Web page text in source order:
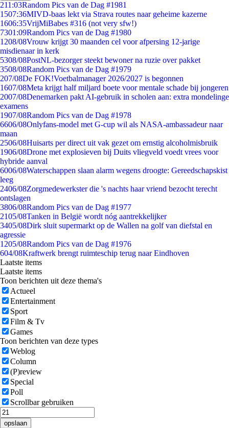
211:03Random Pics van de Dag #1981
1507:36MIVD-baas lekt via Strava routes naar geheime kazerne
1606:35VrijMiBabes #316 (not very sfw!)
7301:09Random Pics van de Dag #1980
1208/08Vrouw krijgt 30 maanden cel voor afpersing 12-jarige
misdienaar in kerk
5308/08PostNL-bezorger steekt bewoner na ruzie over pakket
3508/08Random Pics van de Dag #1979
207/08De FOK!Voetbalmanager 2026/2027 is begonnen
1607/08Meta krijgt half miljard boete voor mentale schade bij jongeren
2007/08Denemarken pakt AI-gebruik in scholen aan: extra mondelinge
examens
1907/08Random Pics van de Dag #1978
6606/08Onlyfans-model met G-cup wil als NASA-ambassadeur naar
maan
2506/08Huisarts per direct uit vak gezet om ernstig alcoholmisbruik
1906/08Drone met explosieven bij Duits vliegveld voedt vrees voor
hybride aanval
6006/08Waterschappen slaan alarm wegens droogte: Gereedschapskist
leeg
2406/08Zorgmedewerkster die 's nachts haar vriend bezocht terecht
ontslagen
3806/08Random Pics van de Dag #1977
2105/08Tanken in België wordt nóg aantrekkelijker
3405/08Dirk sluit supermarkt op de Wallen na golf van diefstal en
agressie
1205/08Random Pics van de Dag #1976
604/08Kraftwerk brengt ruimteschip terug naar Eindhoven
Laatste items
Laatste items
Toon berichten uit deze thema's
Actueel
Entertainment
Sport
Film & Tv
Games
Toon berichten van deze types
Weblog
Column
(P)review
Special
Poll
Scrollbar gebruiken
opslaan